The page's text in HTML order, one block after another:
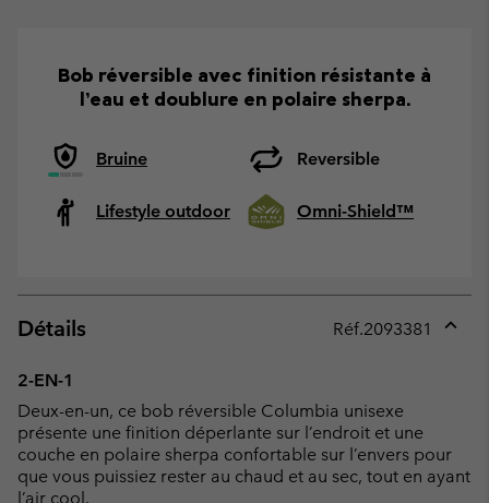
Bob réversible avec finition résistante à
l’eau et doublure en polaire sherpa.
Bruine Reversible
Lifestyle outdoor Omni-Shield™
Détails Réf.2093381
2-EN-1
Deux-en-un, ce bob réversible Columbia unisexe
présente une finition déperlante sur l’endroit et une
couche en polaire sherpa confortable sur l’envers pour
que vous puissiez rester au chaud et au sec, tout en ayant
l’air cool.